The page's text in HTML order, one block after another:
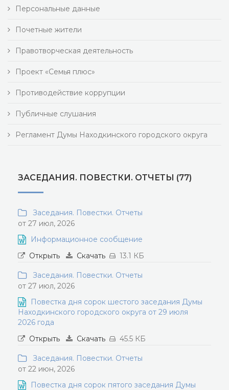
Персональные данные
Почетные жители
Правотворческая деятельность
Проект «Семья плюс»
Противодействие коррупции
Публичные слушания
Регламент Думы Находкинского городского округа
ЗАСЕДАНИЯ. ПОВЕСТКИ. ОТЧЕТЫ (77)
Заседания. Повестки. Отчеты
от 27 июл, 2026
Информационное сообщение
Открыть
Скачать 13.1 КБ
Заседания. Повестки. Отчеты
от 27 июл, 2026
Повестка дня сорок шестого заседания Думы
Находкинского городского округа от 29 июля
2026 года
Открыть
Скачать 45.5 КБ
Заседания. Повестки. Отчеты
от 22 июн, 2026
Повестка дня сорок пятого заседания Думы